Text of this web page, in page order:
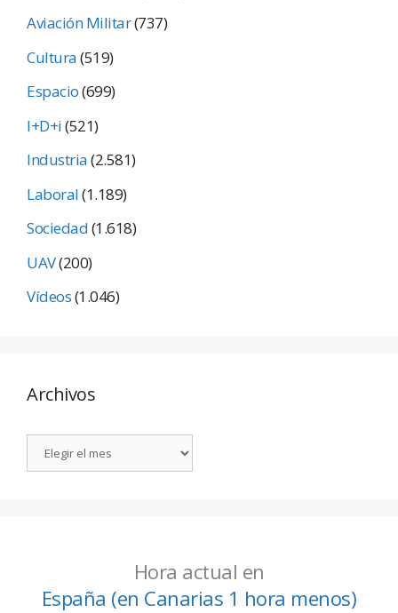
Aviación Militar(737)
Cultura(519)
Espacio(699)
I+D+i(521)
Industria(2.581)
Laboral(1.189)
Sociedad(1.618)
UAV(200)
Vídeos(1.046)
Archivos
Hora actual en
España (en Canarias 1 hora menos)